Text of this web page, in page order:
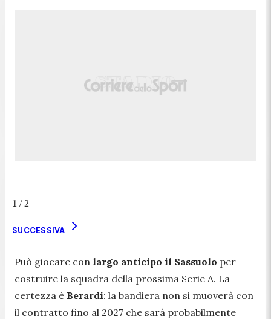
1 / 2
SUCCESSIVA
Può giocare con largo anticipo il Sassuolo per
costruire la squadra della prossima Serie A. La
certezza è Berardi: la bandiera non si muoverà con
il contratto fino al 2027 che sarà probabilmente